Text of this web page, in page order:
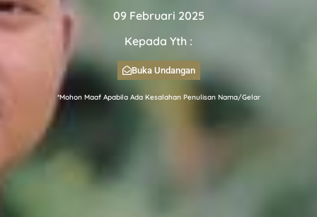
09 Februari 2025
Kepada Yth :
Buka Undangan
*Mohon Maaf Apabila Ada Kesalahan Penulisan Nama/Gelar